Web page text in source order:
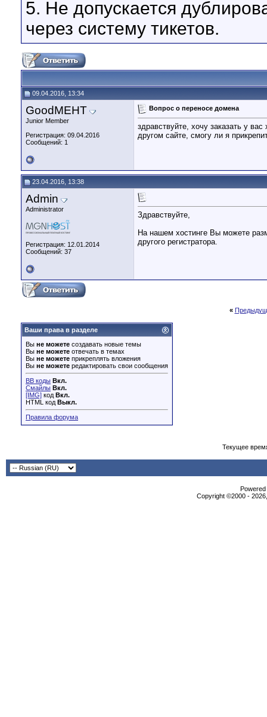
5. Не допускается
через систему тикетов.
09.04.2016, 13:34
GoodMEHT
Junior Member
Регистрация: 09.04.2016
Сообщений: 1
Вопрос о переносе домена
здравствуйте, хочу заказать у
другом сайте, смогу ли я
23.04.2016, 13:38
Admin
Administrator
Регистрация: 12.01.2014
Сообщений: 37
Здравствуйте,
На нашем хостинге Вы можете
другого регистратора.
«
Ваши права в разделе
Вы не можете создавать новые темы
Вы не можете отвечать в темах
Вы не можете прикреплять вложения
Вы не можете редактировать свои сообщения
BB коды Вкл.
Смайлы Вкл.
[IMG] код Вкл.
HTML код Выкл.
Правила форума
Текущее
Copyright ©2000 -